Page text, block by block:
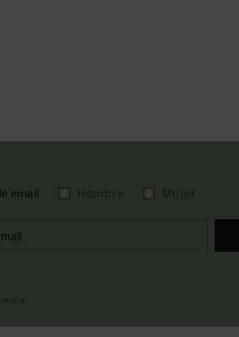
email